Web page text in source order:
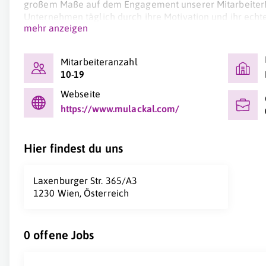
großem Maße auf dem Engagement unserer
Unternehmen täglich durch ihre Motivation und ihr
Lebensmittelindustrie fördern. Auf dem Weg unseres
europäische Küchen zu bringen.
mehr anzeigen
Mitarbeiteranzahl
10-19
Webseite
https://www.mulackal.com/
Hier findest du uns
Laxenburger Str. 365/A3
1230 Wien, Österreich
0 offene Jobs